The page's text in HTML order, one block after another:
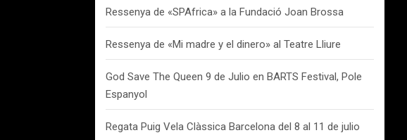
Ressenya de «SPAfrica» a la Fundació Joan Brossa
Ressenya de «Mi madre y el dinero» al Teatre Lliure
God Save The Queen 9 de Julio en BARTS Festival, Pole
Espanyol
Regata Puig Vela Clàssica Barcelona del 8 al 11 de julio